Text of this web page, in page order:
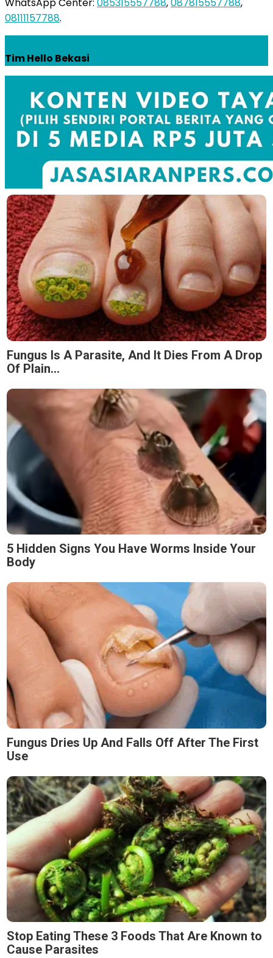
08111157788.
Tim Hello Bekasi
Fungus Is A Parasite, And It Dies From A Drop
Of Plain...
5 Hidden Signs You Have Worms Inside Your
Body
Fungus Dries Up And Falls Off After The First
Use
Stop Eating These 3 Foods That Are Known to
Cause Parasites